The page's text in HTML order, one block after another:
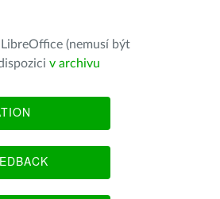
(nemusí být
v archivu